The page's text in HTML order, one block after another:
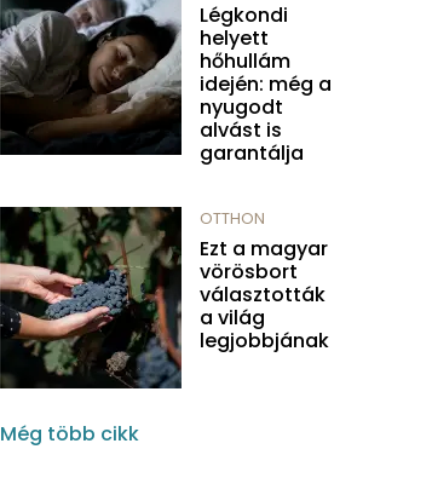
Légkondi
helyett
hőhullám
idején: még a
nyugodt
alvást is
garantálja
OTTHON
Ezt a magyar
vörösbort
választották
a világ
legjobbjának
Még több cikk